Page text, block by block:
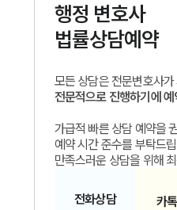
행정 변호사
법률상담예약
모든 상담은 전문변호사가
전문적으로 진행하기에
가급적 빠른 상담 예약을
예약 시간 준수를 부탁드
만족스러운 상담을 위해
전화상담 카톡